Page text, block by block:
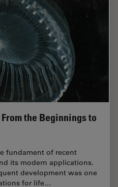
the Beginnings to
fundament of recent
its modern applications.
development was one
for life…